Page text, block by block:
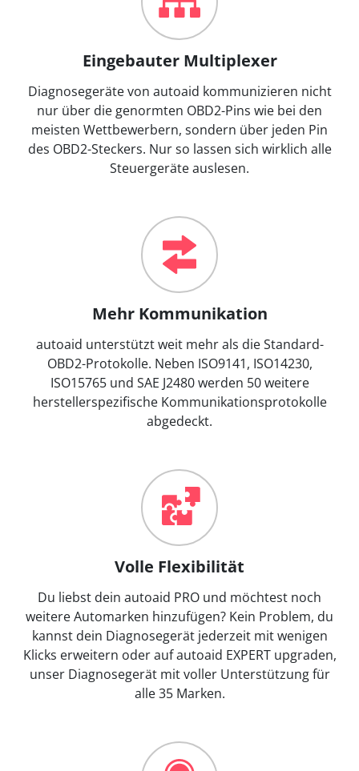
Eingebauter Multiplexer
Diagnosegeräte von autoaid kommunizieren nicht
nur über die genormten OBD2-Pins wie bei den
meisten Wettbewerbern, sondern über jeden Pin
des OBD2-Steckers. Nur so lassen sich wirklich alle
Steuergeräte auslesen.
Mehr Kommunikation
autoaid unterstützt weit mehr als die Standard-
OBD2-Protokolle. Neben ISO9141, ISO14230,
ISO15765 und SAE J2480 werden 50 weitere
herstellerspezifische Kommunikationsprotokolle
abgedeckt.
Volle Flexibilität
Du liebst dein autoaid PRO und möchtest noch
weitere Automarken hinzufügen? Kein Problem, du
kannst dein Diagnosegerät jederzeit mit wenigen
Klicks erweitern oder auf autoaid EXPERT upgraden,
unser Diagnosegerät mit voller Unterstützung für
alle 35 Marken.